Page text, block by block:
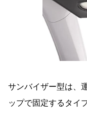
サンバイザー型は、
ップで固定するタイ